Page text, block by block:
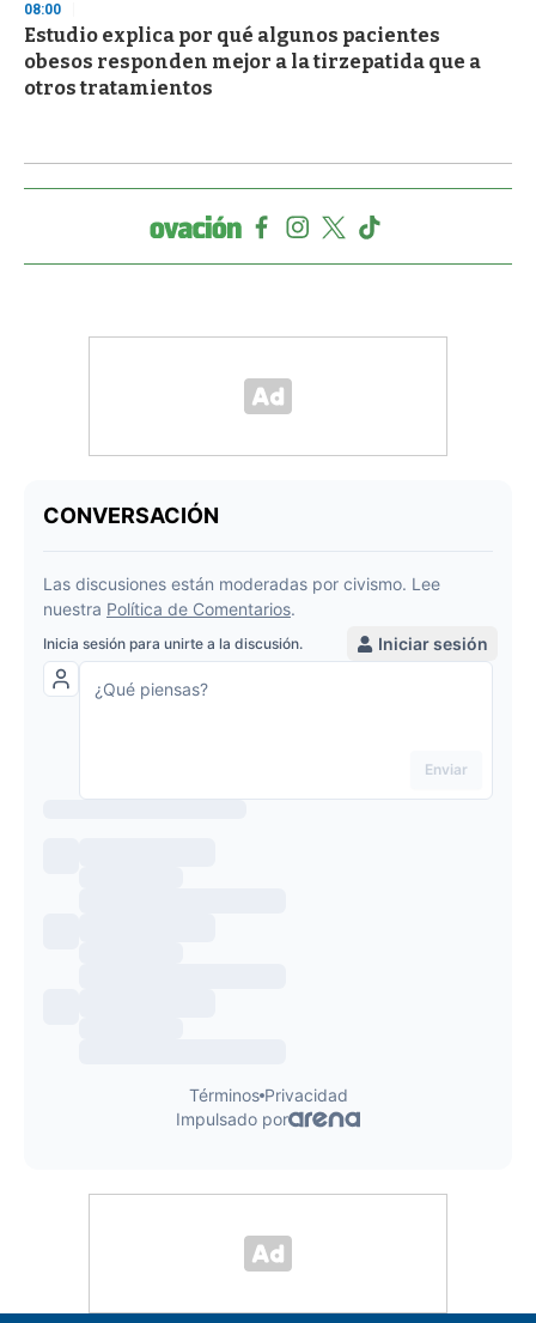
08:00
Estudio explica por qué algunos pacientes
obesos responden mejor a la tirzepatida que a
otros tratamientos